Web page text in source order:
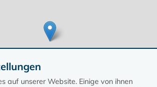
auf unserer Website. Einige von ihnen